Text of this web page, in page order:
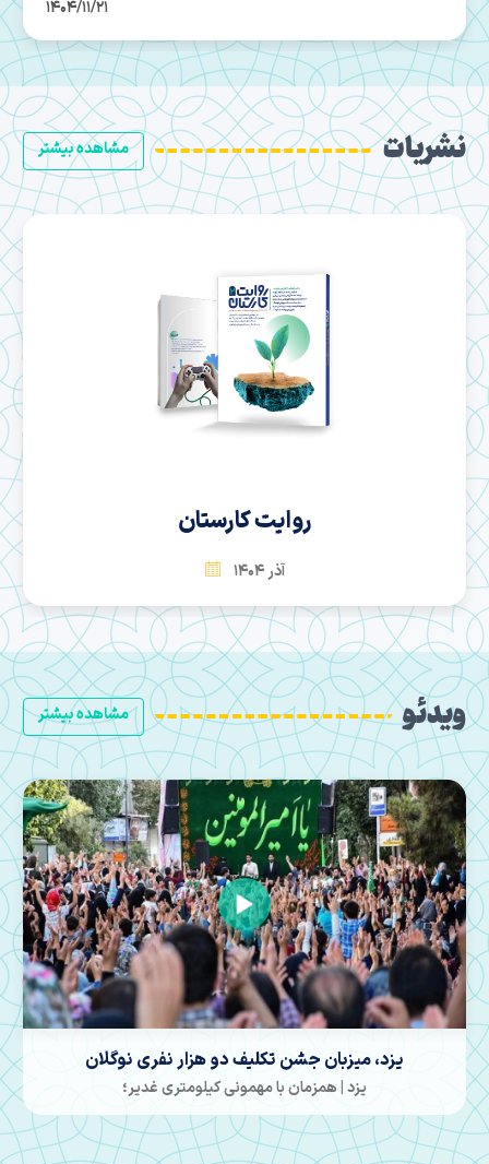
1404/07/26
مشاهده بیشتر نشریات
سها
بهمن 1404
مشاهده بیشتر ویدئو
آیین تکریم و معارفه مدیر کل تبلیغات اسلامی استان یزد
یزد | با حضور معاون فرهنگی و راهبری استانها سازمان تبلیغات
اسلامی